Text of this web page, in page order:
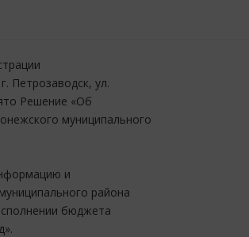
Петрозаводск, ул.
Решение «Об
муниципального
и
района
бюджета